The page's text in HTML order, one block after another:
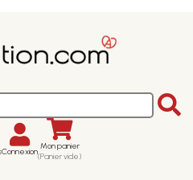
Connexion Mon panier
(Panier vide)